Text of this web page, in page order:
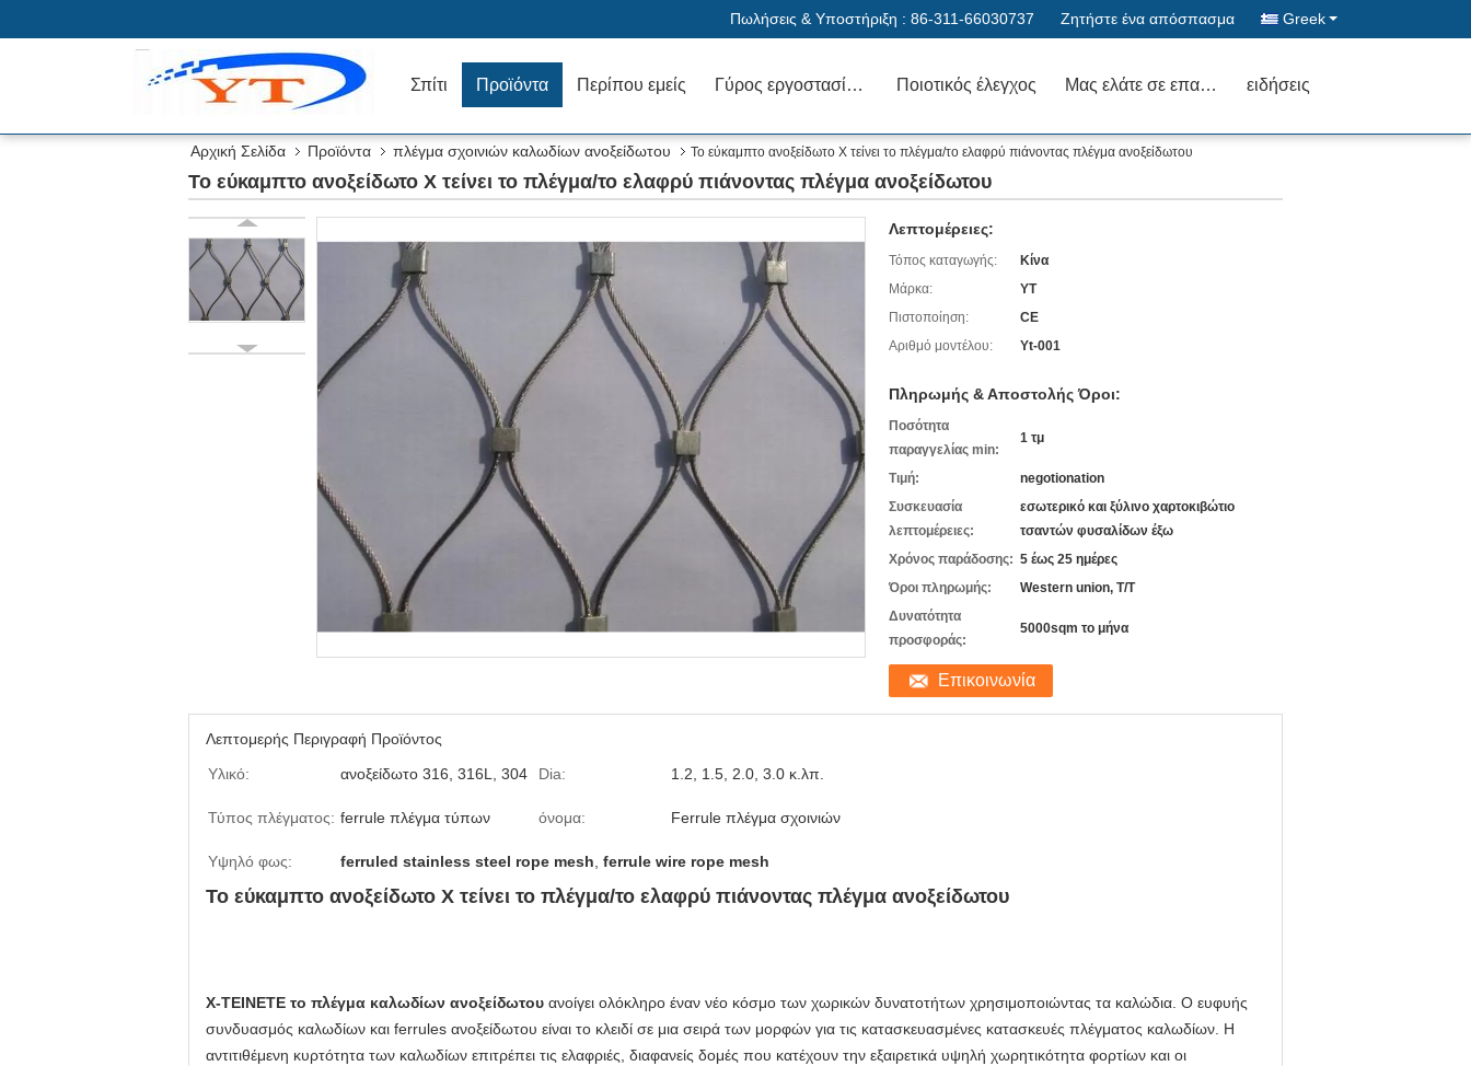
Πωλήσεις & Υποστήριξη : 86-311-66030737 Ζητήστε ένα απόσπασμα Greek
Σπίτι Προϊόντα Περίπου εμείς Γύρος εργοστασίων Ποιοτικός έλεγχος Μας ελάτε σε επαφή με ειδήσεις
Αρχική Σελίδα Προϊόντα πλέγμα σχοινιών καλωδίων ανοξείδωτου Το εύκαμπτο ανοξείδωτο Χ τείνει το πλέγμα/το ελαφρύ πιάνοντας πλέγμα ανοξείδωτου
Το εύκαμπτο ανοξείδωτο Χ τείνει το πλέγμα/το ελαφρύ πιάνοντας πλέγμα ανοξείδωτου
Λεπτομέρειες:
Τόπος καταγωγής:
Κίνα
Μάρκα:
YT
Πιστοποίηση:
CE
Αριθμό μοντέλου:
Yt-001
Πληρωμής & Αποστολής Όροι:
Ποσότητα
παραγγελίας min:
1 τμ
Τιμή:
negotionation
Συσκευασία
λεπτομέρειες:
εσωτερικό και ξύλινο χαρτοκιβώτιο
τσαντών φυσαλίδων έξω
Χρόνος παράδοσης: 5 έως 25 ημέρες
Όροι πληρωμής:
Western union, T/T
Δυνατότητα
προσφοράς:
5000sqm το μήνα
Επικοινωνία
Λεπτομερής Περιγραφή Προϊόντος
Υλικό:
ανοξείδωτο 316, 316L, 304 Dia: 1.2, 1.5, 2.0, 3.0 κ.λπ.
Τύπος πλέγματος: ferrule πλέγμα τύπων όνομα: Ferrule πλέγμα σχοινιών
Υψηλό φως: ferruled stainless steel rope mesh ferrule wire rope mesh
Το εύκαμπτο ανοξείδωτο Χ τείνει το πλέγμα/το ελαφρύ πιάνοντας πλέγμα ανοξείδωτου
Χ-ΤΕΙΝΕΤΕ το πλέγμα καλωδίων ανοξείδωτου ανοίγει ολόκληρο έναν νέο κόσμο των χωρικών δυνατοτήτων χρησιμοποιώντας τα καλώδια. Ο ευφυής
συνδυασμός καλωδίων και ferrules ανοξείδωτου είναι το κλειδί σε μια σειρά των μορφών για τις κατασκευασμένες κατασκευές πλέγματος καλωδίων. Η
αντιτιθέμενη κυρτότητα των καλωδίων επιτρέπει τις ελαφριές, διαφανείς δομές που κατέχουν την εξαιρετικά υψηλή χωρητικότητα φορτίων και οι